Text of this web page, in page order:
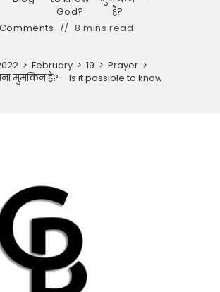
God?
है?
8 mins read
> February > 19 > Prayer >
मुमकिन है? – Is it possible to know God?